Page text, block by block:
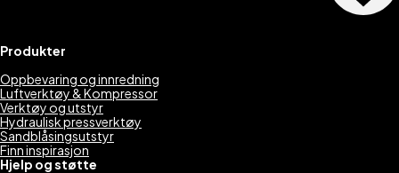
Produkter
Oppbevaring og innredning
Luftverktøy & Kompressor
Verktøy og utstyr
Hydraulisk pressverktøy
Sandblåsingsutstyr
Finn inspirasjon
Hjelp og støtte